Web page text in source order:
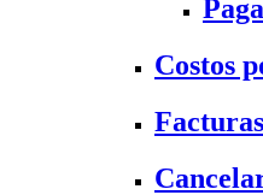
Costos